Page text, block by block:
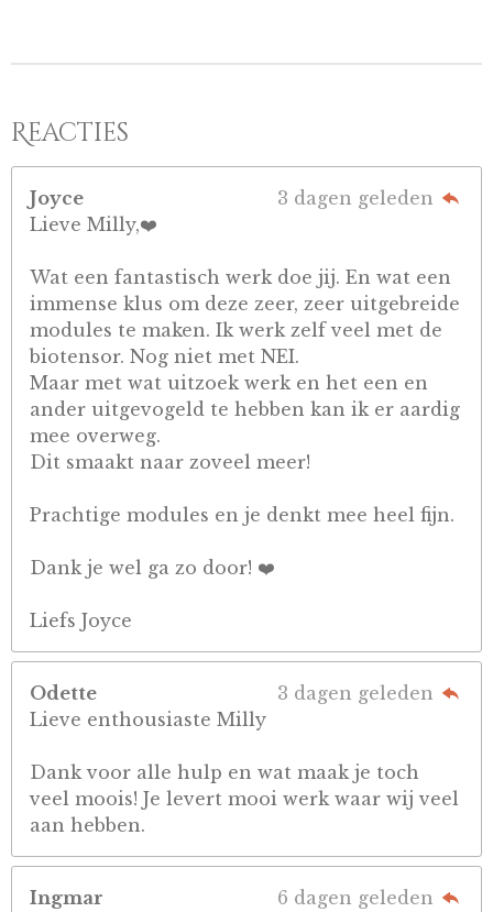
Reacties
Joyce
3 dagen geleden
Lieve Milly,❤️
Wat een fantastisch werk doe jij. En wat een
immense klus om deze zeer, zeer uitgebreide
modules te maken. Ik werk zelf veel met de
biotensor. Nog niet met NEI.
Maar met wat uitzoek werk en het een en
ander uitgevogeld te hebben kan ik er aardig
mee overweg.
Dit smaakt naar zoveel meer!
Prachtige modules en je denkt mee heel fijn.
Dank je wel ga zo door! ❤️
Liefs Joyce
Odette
3 dagen geleden
Lieve enthousiaste Milly
Dank voor alle hulp en wat maak je toch
veel moois! Je levert mooi werk waar wij veel
aan hebben.
Ingmar
6 dagen geleden